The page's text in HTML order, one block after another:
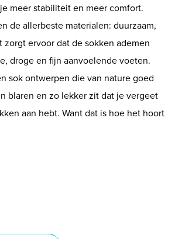
meer stabiliteit en meer comfort.
de allerbeste materialen: duurzaam,
zorgt ervoor dat de sokken ademen
droge en fijn aanvoelende voeten.
sok ontwerpen die van nature goed
blaren en zo lekker zit dat je vergeet
aan hebt. Want dat is hoe het hoort